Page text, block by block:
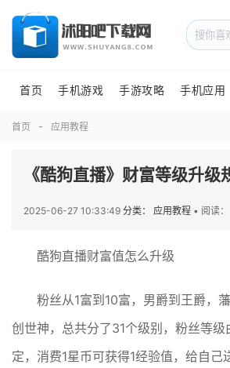
首页 手机游戏 手游攻略 手机应用
首页 应用教程
《酷狗直播》财富等级升级
2025-06-27 10:33:49 分类： 应用教程 • 阅读
酷狗直播财富值怎么升级
粉丝从1富到10富，男爵到王爵，
创世神，总共分了31个级别，粉丝等
定，消费1星币可获得1经验值，给自己